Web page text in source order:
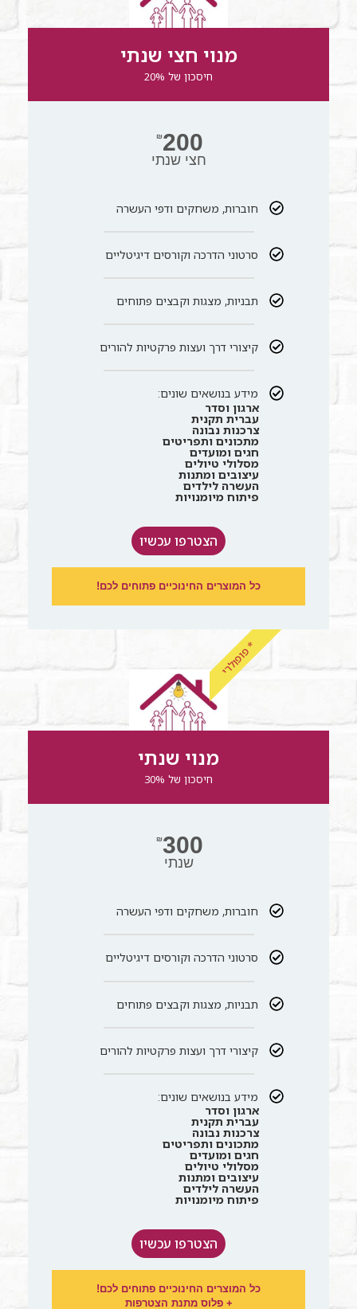
מנוי חצי שנתי
חיסכון של 20%
₪200
חצי שנתי
חוברות, משחקים ודפי העשרה
סרטוני הדרכה וקורסים דיגיטליים
תבניות, מצגות וקבצים פתוחים
קיצורי דרך ועצות פרקטיות להורים
מידע בנושאים שונים:
ארגון וסדר
עברית תקנית
צרכנות נבונה
מתכונים ותפריטים
חגים ומועדים
מסלולי טיולים
עיצובים ומתנות
העשרה לילדים
פיתוח מיומנויות
הצטרפו עכשיו
כל המוצרים החינוכיים פתוחים לכם!
* פופולרי
מנוי שנתי
חיסכון של 30%
₪300
שנתי
חוברות, משחקים ודפי העשרה
סרטוני הדרכה וקורסים דיגיטליים
תבניות, מצגות וקבצים פתוחים
קיצורי דרך ועצות פרקטיות להורים
מידע בנושאים שונים:
ארגון וסדר
עברית תקנית
צרכנות נבונה
מתכונים ותפריטים
חגים ומועדים
מסלולי טיולים
עיצובים ומתנות
העשרה לילדים
פיתוח מיומנויות
הצטרפו עכשיו
כל המוצרים החינוכיים פתוחים לכם!
+ פלוס מתנת הצטרפות